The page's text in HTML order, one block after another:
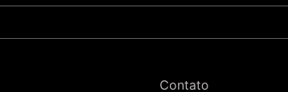
Contato